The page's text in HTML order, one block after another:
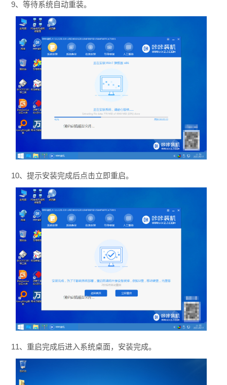
9、等待系统自动重装。
10、提示安装完成后点击立即重启。
11、重启完成后进入系统桌面，安装完成。